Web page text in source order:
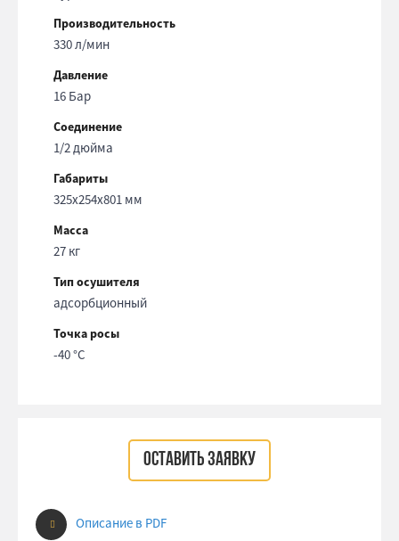
Производительность
330 л/мин
Давление
16 Бар
Соединение
1/2 дюйма
Габариты
325x254x801 мм
Масса
27 кг
Тип осушителя
адсорбционный
Точка росы
-40 °С
ОСТАВИТЬ ЗАЯВКУ
Описание в PDF